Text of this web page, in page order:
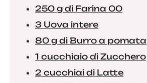
250 g di Farina 00
3 Uova intere
80 g di Burro a pomata
1 cucchiaio di Zucchero
2 cucchiai di Latte